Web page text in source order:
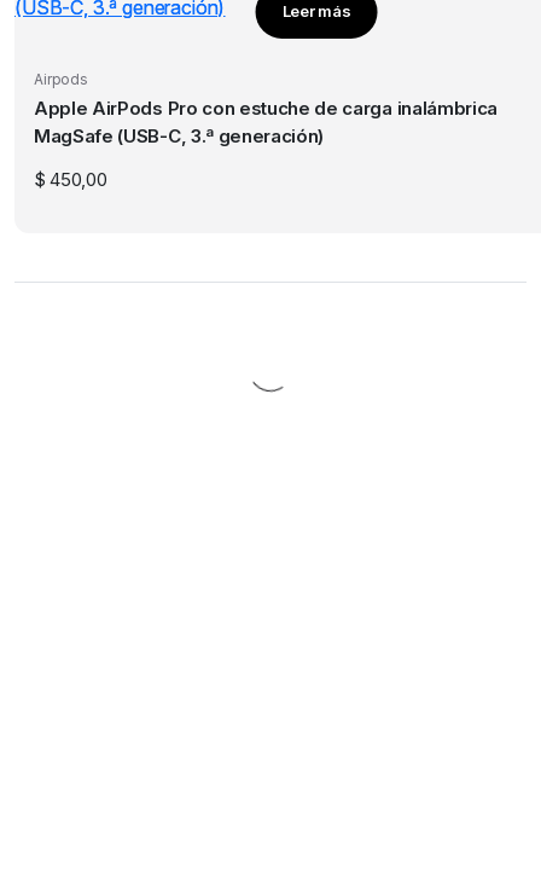
Leer más
Airpods
Apple AirPods Pro con estuche de carga inalámbrica
MagSafe (USB-C, 3.ª generación)
$ 450,00